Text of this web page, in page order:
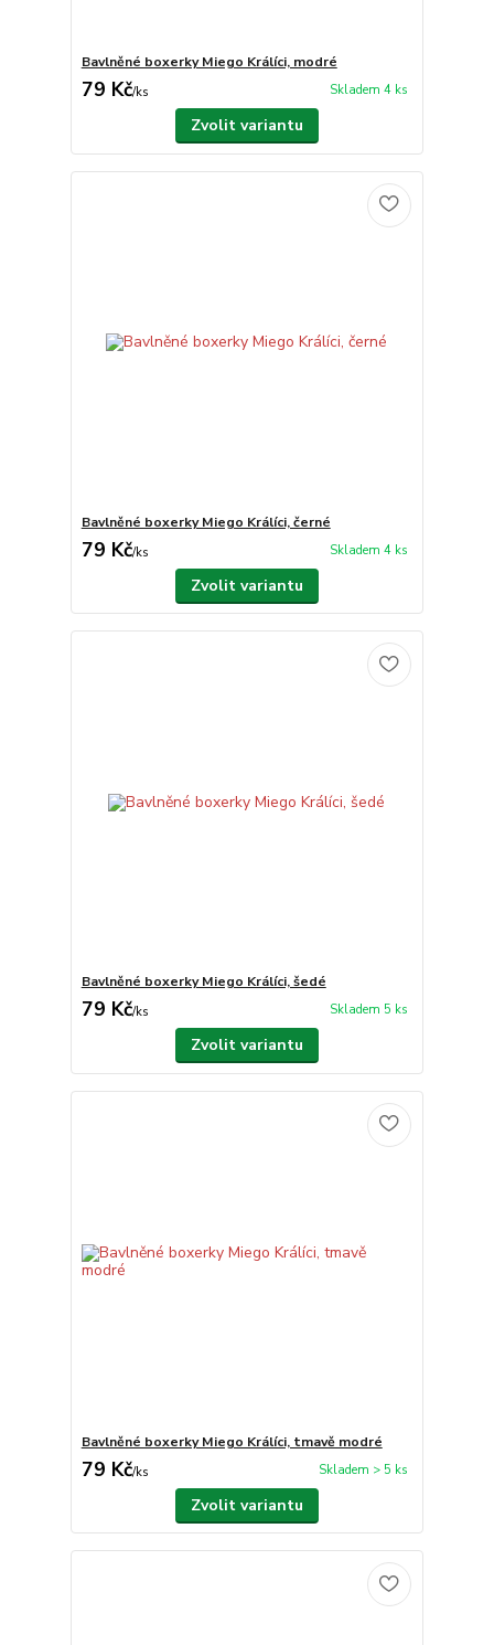
Bavlněné boxerky Miego Králíci, modré
79 Kč/ks Skladem 4 ks
Zvolit variantu
Bavlněné boxerky Miego Králíci, černé
79 Kč/ks Skladem 4 ks
Zvolit variantu
Bavlněné boxerky Miego Králíci, šedé
79 Kč/ks Skladem 5 ks
Zvolit variantu
Bavlněné boxerky Miego Králíci, tmavě modré
79 Kč/ks Skladem > 5 ks
Zvolit variantu